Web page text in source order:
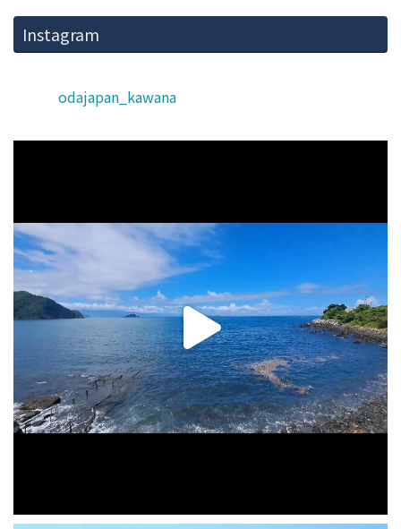
Instagram
odajapan_kawana